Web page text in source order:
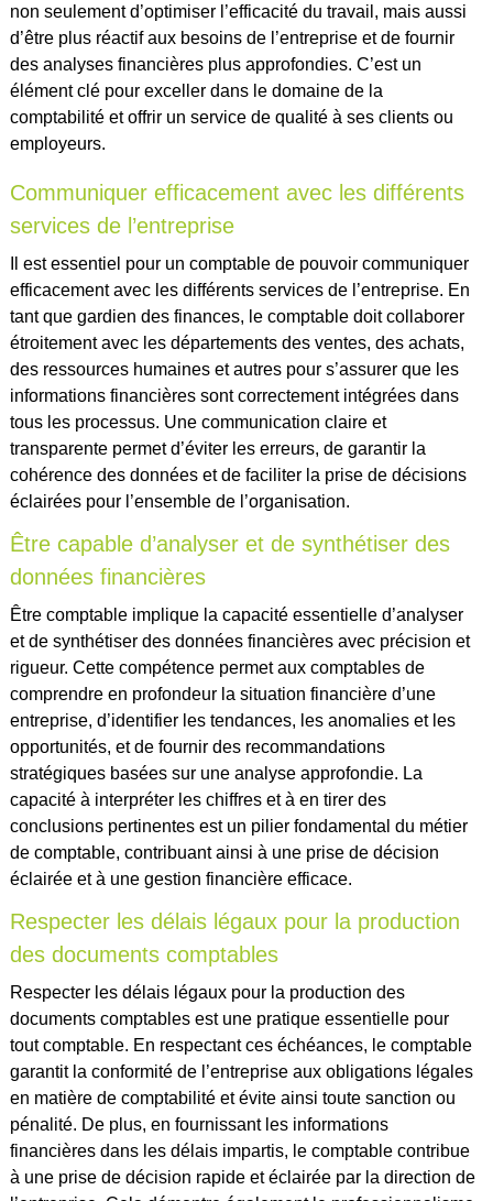
non seulement d’optimiser l’efficacité du travail, mais aussi
d’être plus réactif aux besoins de l’entreprise et de fournir
des analyses financières plus approfondies. C’est un
élément clé pour exceller dans le domaine de la
comptabilité et offrir un service de qualité à ses clients ou
employeurs.
Communiquer efficacement avec les différents
services de l’entreprise
Il est essentiel pour un comptable de pouvoir communiquer
efficacement avec les différents services de l’entreprise. En
tant que gardien des finances, le comptable doit collaborer
étroitement avec les départements des ventes, des achats,
des ressources humaines et autres pour s’assurer que les
informations financières sont correctement intégrées dans
tous les processus. Une communication claire et
transparente permet d’éviter les erreurs, de garantir la
cohérence des données et de faciliter la prise de décisions
éclairées pour l’ensemble de l’organisation.
Être capable d’analyser et de synthétiser des
données financières
Être comptable implique la capacité essentielle d’analyser
et de synthétiser des données financières avec précision et
rigueur. Cette compétence permet aux comptables de
comprendre en profondeur la situation financière d’une
entreprise, d’identifier les tendances, les anomalies et les
opportunités, et de fournir des recommandations
stratégiques basées sur une analyse approfondie. La
capacité à interpréter les chiffres et à en tirer des
conclusions pertinentes est un pilier fondamental du métier
de comptable, contribuant ainsi à une prise de décision
éclairée et à une gestion financière efficace.
Respecter les délais légaux pour la production
des documents comptables
Respecter les délais légaux pour la production des
documents comptables est une pratique essentielle pour
tout comptable. En respectant ces échéances, le comptable
garantit la conformité de l’entreprise aux obligations légales
en matière de comptabilité et évite ainsi toute sanction ou
pénalité. De plus, en fournissant les informations
financières dans les délais impartis, le comptable contribue
à une prise de décision rapide et éclairée par la direction de